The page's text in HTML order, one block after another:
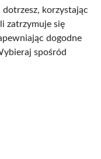
korzystając
zatrzymuje się
dogodne
spośród